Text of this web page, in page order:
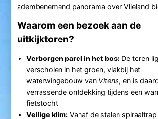
adembenemend panorama over Vlieland
Waarom een bezoek aan de
uitkijktoren?
Verborgen parel in het bos:De toren
verscholen in het groen, vlakbij het
waterwingebouw van Vitens, en is
verrassende ontdekking tijdens een
fietstocht.
Veilige klim:Vanaf de stalen spiraaltrap